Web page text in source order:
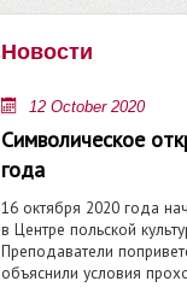
Новости
12 October 2020
Cимволическое
года
16 октября 2020 года
в Центре польской
Преподаватели
объяснили условия